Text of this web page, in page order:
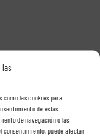
las
como las cookies para
de estas
de navegación o las
puede afectar